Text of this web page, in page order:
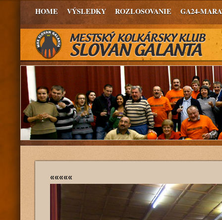
HOME VÝSLEDKY ROZLOSOVANIE GA24-
«««««